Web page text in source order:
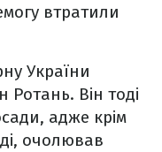
втратили
України
Він тоді
адже крім
очолював